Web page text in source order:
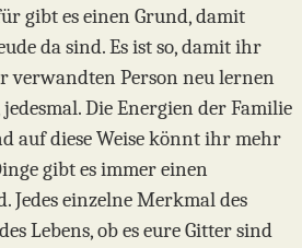
gibt es einen Grund, damit
da sind. Es ist so, damit ihr
verwandten Person neu lernen
Die Energien der Familie
auf diese Weise könnt ihr mehr
gibt es immer einen
Jedes einzelne Merkmal des
Lebens, ob es eure Gitter sind